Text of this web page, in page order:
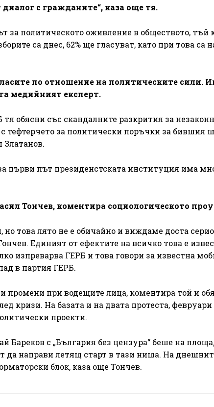
с гражданите“, каза още тя.
за политическото оживление в обществото, тъй
са днес, 62% ще гласуват, като при това са
по отношение на политическите сили.
медийният експерт.
обясни със скандалните разкрития за
тефтерчето за политически поръчки за бившия
първи път президенстската институция има
Тончев, коментира социологическото
това лято не е обичайно и виждаме доста
Единият от ефектите на всичко това е
изпреварва ГЕРБ и това говори за известна
в партия ГЕРБ.
промени при водещите лица, коментира той и
кризи. На базата и на двата протеста, февруари
проекти.
Бареков с „България без цензура“ беше на
да направи летящ старт в тази ниша. На
блок, каза още Тончев.